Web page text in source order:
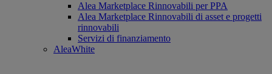
Alea Marketplace Rinnovabili per PPA
Alea Marketplace Rinnovabili di asset e progetti
rinnovabili
Servizi di finanziamento
AleaWhite